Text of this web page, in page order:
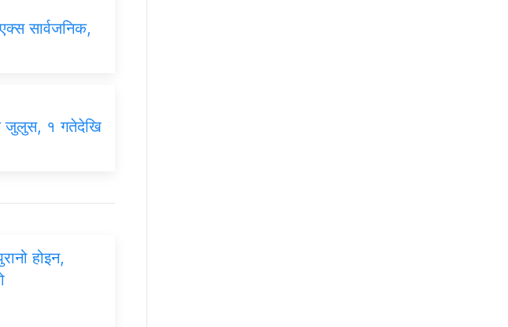
सार्वजनिक,
जुलुस, १ गतेदेखि
होइन,